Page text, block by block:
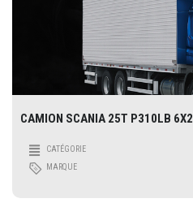
CAMION SCANIA 25T P310LB 6X2
CATÉGORIE
MARQUE